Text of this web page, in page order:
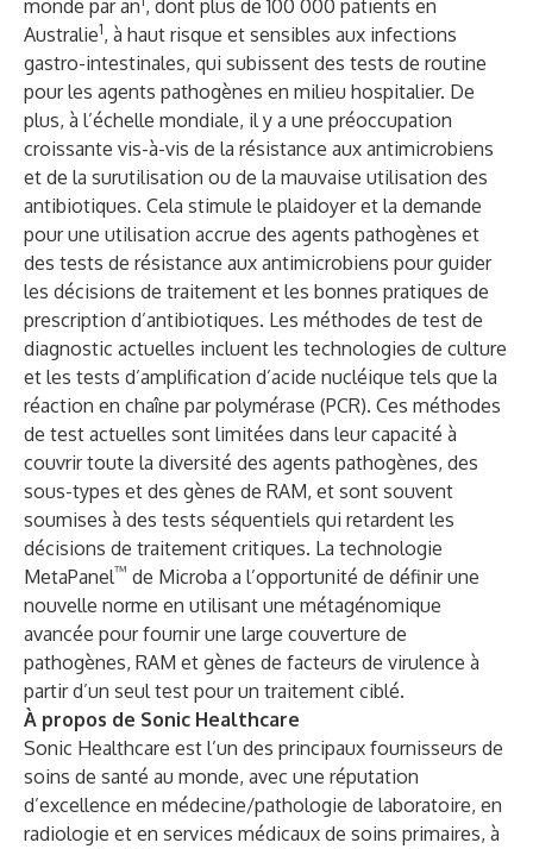
monde par an , dont plus de 100 000 patients en
Australie1, à haut risque et sensibles aux infections
gastro-intestinales, qui subissent des tests de routine
pour les agents pathogènes en milieu hospitalier. De
plus, à l’échelle mondiale, il y a une préoccupation
croissante vis-à-vis de la résistance aux antimicrobiens
et de la surutilisation ou de la mauvaise utilisation des
antibiotiques. Cela stimule le plaidoyer et la demande
pour une utilisation accrue des agents pathogènes et
des tests de résistance aux antimicrobiens pour guider
les décisions de traitement et les bonnes pratiques de
prescription d’antibiotiques. Les méthodes de test de
diagnostic actuelles incluent les technologies de culture
et les tests d’amplification d’acide nucléique tels que la
réaction en chaîne par polymérase (PCR). Ces méthodes
de test actuelles sont limitées dans leur capacité à
couvrir toute la diversité des agents pathogènes, des
sous-types et des gènes de RAM, et sont souvent
soumises à des tests séquentiels qui retardent les
décisions de traitement critiques. La technologie
MetaPanel™ de Microba a l’opportunité de définir une
nouvelle norme en utilisant une métagénomique
avancée pour fournir une large couverture de
pathogènes, RAM et gènes de facteurs de virulence à
partir d’un seul test pour un traitement ciblé.
À propos de Sonic Healthcare
Sonic Healthcare est l’un des principaux fournisseurs de
soins de santé au monde, avec une réputation
d’excellence en médecine/pathologie de laboratoire, en
radiologie et en services médicaux de soins primaires, à